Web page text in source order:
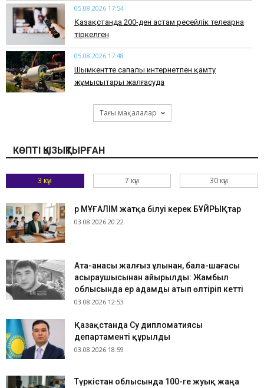
05.08.2026 17:54
Қазақстанда 200-ден астам ресейлік телеарна
тіркелген
05.08.2026 17:48
Шымкентте сапалы интернетпен қамту
жұмысытары жалғасуда
Тағы мақалалар
КӨПТІ ҚЫЗЫҚТЫРҒАН
3 күн 7 күн 30 күн
Әр МҰҒАЛІМ жатқа білуі керек БҰЙРЫҚтар
03.08.2026 20:22
Ата-анасы жалғыз ұлынан, бала-шағасы
асыраушысынан айырылды: Жамбыл
облысында ер адамды атып өлтіріп кетті
03.08.2026 12:53
Қазақстанда Су дипломатиясы
департаменті құрылды
03.08.2026 18:59
Түркістан облысында 100-ге жуық жаңа